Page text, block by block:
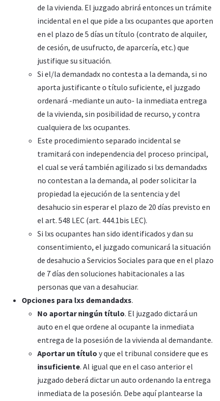
de la vivienda. El juzgado abrirá entonces un trámite
incidental en el que pide a lxs ocupantes que aporten
en el plazo de 5 días un título (contrato de alquiler,
de cesión, de usufructo, de aparcería, etc.) que
justifique su situación.
Si el/la demandadx no contesta a la demanda, si no
aporta justificante o título suficiente, el juzgado
ordenará -mediante un auto- la inmediata entrega
de la vivienda, sin posibilidad de recurso, y contra
cualquiera de lxs ocupantes.
Este procedimiento separado incidental se
tramitará con independencia del proceso principal,
el cual se verá también agilizado si lxs demandadxs
no contestan a la demanda, al poder solicitar la
propiedad la ejecución de la sentencia y del
desahucio sin esperar el plazo de 20 días previsto en
el art. 548 LEC (art. 444.1bis LEC).
Si lxs ocupantes han sido identificados y dan su
consentimiento, el juzgado comunicará la situación
de desahucio a Servicios Sociales para que en el plazo
de 7 días den soluciones habitacionales a las
personas que van a desahuciar.
Opciones para lxs demandadxs.
No aportar ningún título. El juzgado dictará un
auto en el que ordene al ocupante la inmediata
entrega de la posesión de la vivienda al demandante.
Aportar un título y que el tribunal considere que es
insuficiente. Al igual que en el caso anterior el
juzgado deberá dictar un auto ordenando la entrega
inmediata de la posesión. Debe aquí plantearse la